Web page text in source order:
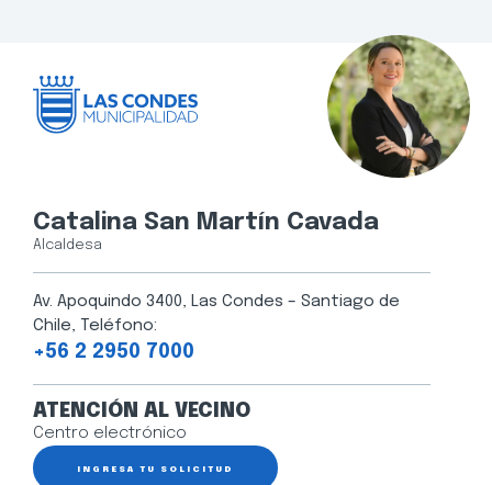
Catalina San Martín Cavada
Alcaldesa
Av. Apoquindo 3400, Las Condes – Santiago de
Chile, Teléfono:
+56 2 2950 7000
ATENCIÓN AL VECINO
Centro electrónico
INGRESA TU SOLICITUD